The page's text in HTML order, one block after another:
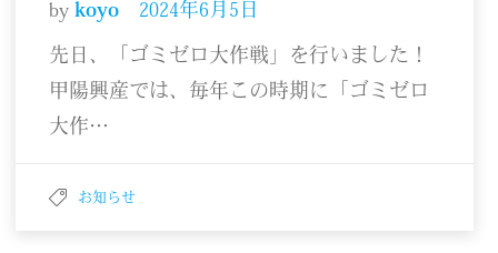
by koyo 2024年6月5日
先日、「ゴミゼロ大作戦」を行いました！
甲陽興産では、毎年この時期に「ゴミゼロ
大作…
お知らせ